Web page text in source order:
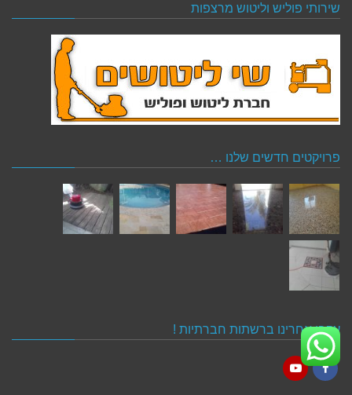
שירותי פוליש וליטוש מרצפות
פרויקטים חדשים שלנו …
עקבו אחרינו ברשתות חברתיות !